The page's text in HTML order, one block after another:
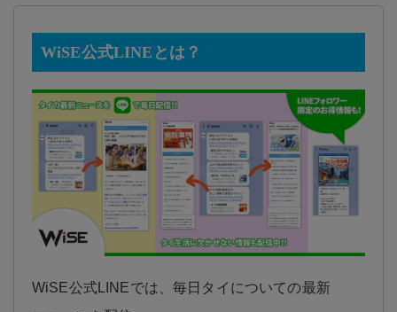
WiSE公式LINEとは？
WiSE公式LINEでは、毎日タイについての最新